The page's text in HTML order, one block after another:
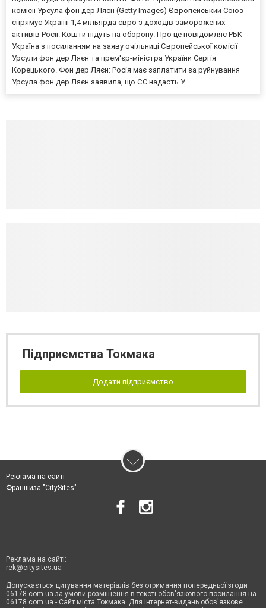
комісії Урсула фон дер Ляєн (Getty Images) Європейський Союз
спрямує Україні 1,4 мільярда євро з доходів заморожених
активів Росії. Кошти підуть на оборону. Про це повідомляє РБК-
Україна з посиланням на заяву очільниці Європейської комісії
Урсули фон дер Ляєн та прем'єр-міністра України Сергія
Корецького. Фон дер Ляєн: Росія має заплатити за руйнування
Урсула фон дер Ляєн заявила, що ЄС надасть У...
Підприємства Токмака
Додати підприємство
Реклама на сайті
Франшиза "CitySites"
Реклама на сайті:
rek@citysites.ua
Допускається цитування матеріалів без отримання попередньої згоди
06178.com.ua за умови розміщення в тексті обов'язкового посилання на
06178.com.ua - Сайт міста Токмака. Для інтернет-видань обов'язкове